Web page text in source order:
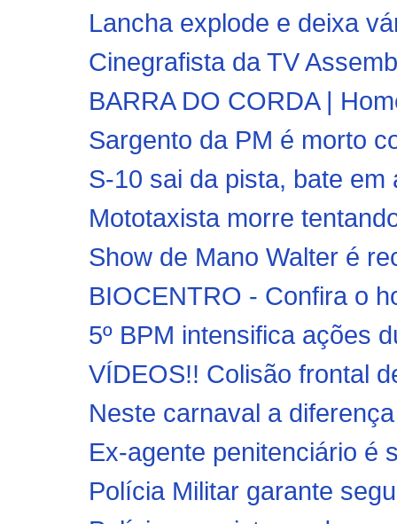
Lancha explode e deixa
Cinegrafista da TV
BARRA DO CORDA |
Sargento da PM é morto
S-10 sai da pista, bate
Mototaxista morre
Show de Mano Walter é
BIOCENTRO - Confira o
5º BPM intensifica ações
VÍDEOS!! Colisão frontal
Neste carnaval a
Ex-agente penitenciário é
Polícia Militar garante